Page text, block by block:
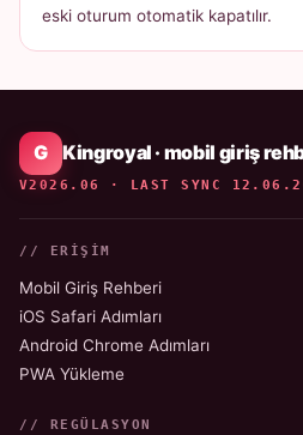
eski oturum otomatik kapatılır.
Kingroyal · mobil giriş
V2026.06 · LAST SYNC
// ERIŞIM
Mobil Giriş Rehberi
iOS Safari Adımları
Android Chrome Adımları
PWA Yükleme
// REGÜLASYON